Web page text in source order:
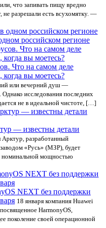
что запивать пищу вредно
не разрешали есть всухомятку. —
российском регионе
Что на самом деле
вы моетесь?
или вечерний душ —
Однако исследования последних
не в идеальной чистоте, […]
— известны детали
разработанный
«Русь» (МЗР), будет
номинальной мощностью
NEXT без поддержки
18 января компания Huawei
HarmonyOS,
поколение своей операционной